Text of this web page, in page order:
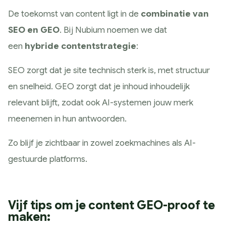
De toekomst van content ligt in de combinatie van
SEO en GEO. Bij Nubium noemen we dat
een hybride contentstrategie:
SEO zorgt dat je site technisch sterk is, met structuur
en snelheid. GEO zorgt dat je inhoud inhoudelijk
relevant blijft, zodat ook AI-systemen jouw merk
meenemen in hun antwoorden.
Zo blijf je zichtbaar in zowel zoekmachines als AI-
gestuurde platforms.
Vijf tips om je content GEO-proof te
maken: